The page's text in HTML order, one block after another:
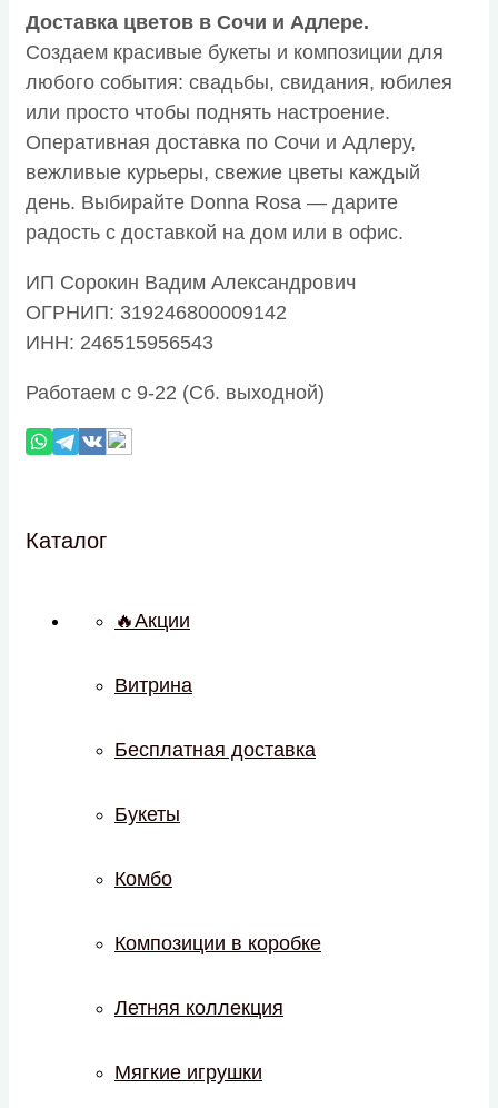
Доставка цветов в Сочи и Адлере.
Создаем красивые букеты и композиции для
любого события: свадьбы, свидания, юбилея
или просто чтобы поднять настроение.
Оперативная доставка по Сочи и Адлеру,
вежливые курьеры, свежие цветы каждый
день. Выбирайте Donna Rosa — дарите
радость с доставкой на дом или в офис.
ИП Сорокин Вадим Александрович
ОГРНИП: 319246800009142
ИНН: 246515956543
Работаем с 9-22 (Сб. выходной)
Каталог
🔥Акции
Витрина
Бесплатная доставка
Букеты
Комбо
Композиции в коробке
Летняя коллекция
Мягкие игрушки